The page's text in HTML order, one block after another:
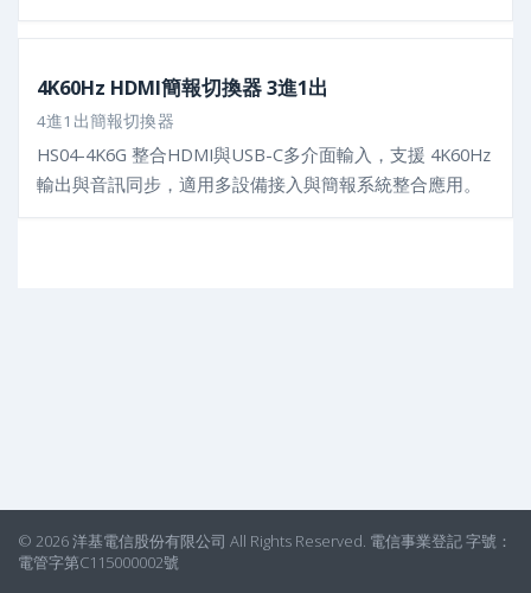
4K60Hz HDMI簡報切換器 3進1出
4進1出簡報切換器
HS04-4K6G 整合HDMI與USB-C多介面輸入，支援 4K60Hz
輸出與音訊同步，適用多設備接入與簡報系統整合應用。
© 2026 洋基電信股份有限公司 All Rights Reserved. 電信事業登記 字號：
電管字第C115000002號